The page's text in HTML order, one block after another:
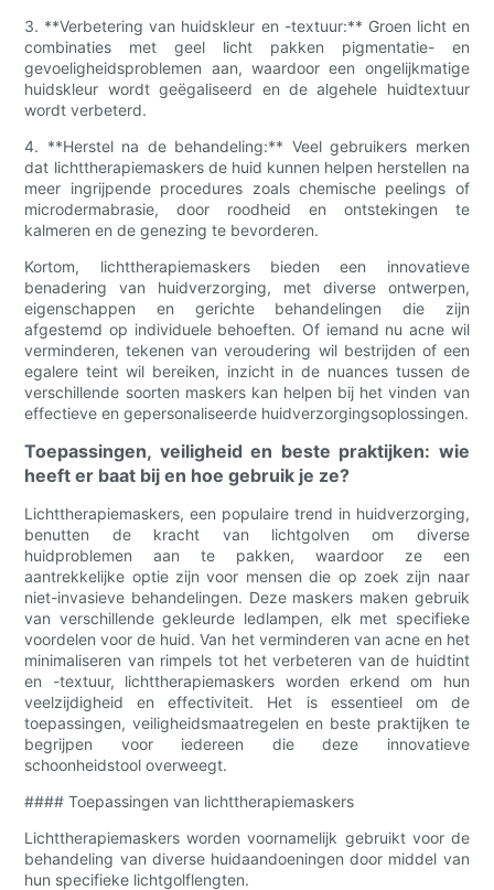
3. **Verbetering van huidskleur en -textuur:** Groen licht en
combinaties met geel licht pakken pigmentatie- en
gevoeligheidsproblemen aan, waardoor een ongelijkmatige
huidskleur wordt geëgaliseerd en de algehele huidtextuur
wordt verbeterd.
4. **Herstel na de behandeling:** Veel gebruikers merken
dat lichttherapiemaskers de huid kunnen helpen herstellen na
meer ingrijpende procedures zoals chemische peelings of
microdermabrasie, door roodheid en ontstekingen te
kalmeren en de genezing te bevorderen.
Kortom, lichttherapiemaskers bieden een innovatieve
benadering van huidverzorging, met diverse ontwerpen,
eigenschappen en gerichte behandelingen die zijn
afgestemd op individuele behoeften. Of iemand nu acne wil
verminderen, tekenen van veroudering wil bestrijden of een
egalere teint wil bereiken, inzicht in de nuances tussen de
verschillende soorten maskers kan helpen bij het vinden van
effectieve en gepersonaliseerde huidverzorgingsoplossingen.
Toepassingen, veiligheid en beste praktijken: wie
heeft er baat bij en hoe gebruik je ze?
Lichttherapiemaskers, een populaire trend in huidverzorging,
benutten de kracht van lichtgolven om diverse
huidproblemen aan te pakken, waardoor ze een
aantrekkelijke optie zijn voor mensen die op zoek zijn naar
niet-invasieve behandelingen. Deze maskers maken gebruik
van verschillende gekleurde ledlampen, elk met specifieke
voordelen voor de huid. Van het verminderen van acne en het
minimaliseren van rimpels tot het verbeteren van de huidtint
en -textuur, lichttherapiemaskers worden erkend om hun
veelzijdigheid en effectiviteit. Het is essentieel om de
toepassingen, veiligheidsmaatregelen en beste praktijken te
begrijpen voor iedereen die deze innovatieve
schoonheidstool overweegt.
#### Toepassingen van lichttherapiemaskers
Lichttherapiemaskers worden voornamelijk gebruikt voor de
behandeling van diverse huidaandoeningen door middel van
hun specifieke lichtgolflengten.